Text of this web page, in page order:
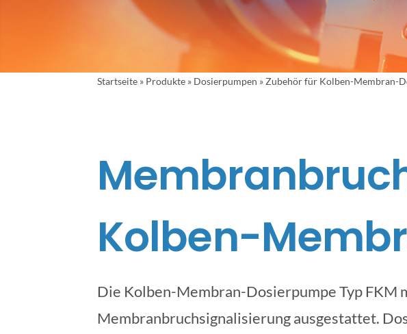
Startseite » Produkte » Dosierpumpen » Zubehör für Kolben-Membran-
Kolben-
Die Kolben-Membran-Dosierpumpe Typ
Membranbruchsignalisierung ausgestattet.